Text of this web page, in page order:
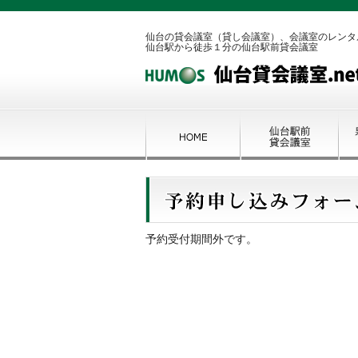
仙台の貸会議室（貸し会議室）、会議室のレン
仙台駅から徒歩１分の仙台駅前貸会議室
予約受付期間外です。